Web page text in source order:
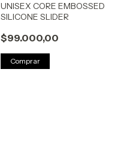
UNISEX CORE EMBOSSED
SILICONE SLIDER
$99.000,00
Comprar